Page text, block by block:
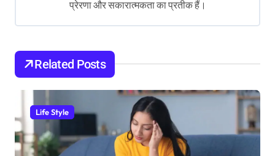
t
i
o
n
प्रेरणा और सकारात्मकता का प्रतीक हैं।
Related Posts
Life Style